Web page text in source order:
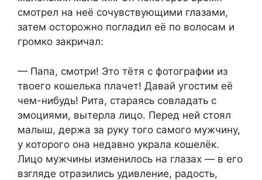
смотрел на неё сочувствующими глазами,
затем осторожно погладил её по волосам и
громко закричал:
— Папа, смотри! Это тётя с фотографии из
твоего кошелька плачет! Давай угостим её
чем-нибудь! Рита, стараясь совладать с
эмоциями, вытерла лицо. Перед ней стоял
малыш, держа за руку того самого мужчину,
у которого она недавно украла кошелёк.
Лицо мужчины изменилось на глазах — в его
взгляде отразились удивление, радость,